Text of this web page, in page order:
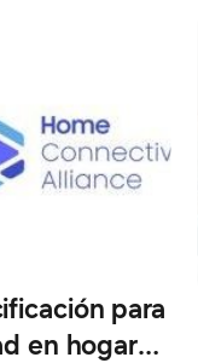
para
en hogares